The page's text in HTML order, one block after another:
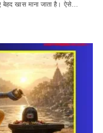
बेहद खास माना जाता है। ऐसे…